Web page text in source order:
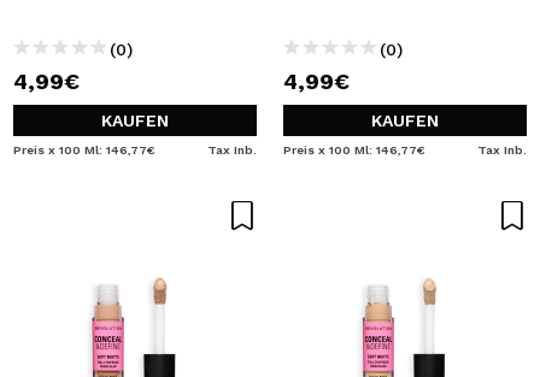
(0)
4,99€
KAUFEN
Preis x 100 Ml: 146,77€ Tax Inb.
(0)
4,99€
KAUFEN
Preis x 100 Ml: 146,77€ Tax Inb.